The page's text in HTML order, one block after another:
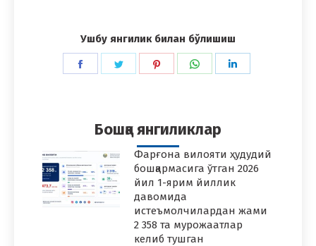
Ушбу янгилик билан бўлишиш
Share
Share
Share
Share
Бошқа янгиликлар
Фарғона вилояти ҳудудий
бошқармасига ўтган 2026
йил 1-ярим йиллик
давомида
истеъмолчилардан жами
2 358 та мурожаатлар
келиб тушган